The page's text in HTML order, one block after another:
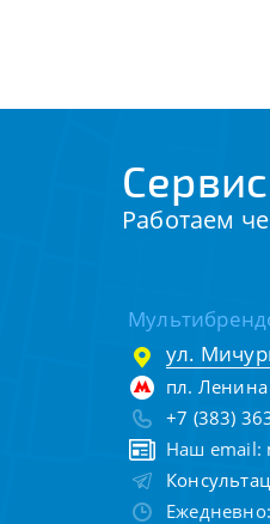
Работаем
ул.
пл. Ленина
+7 (383)
Наш email: